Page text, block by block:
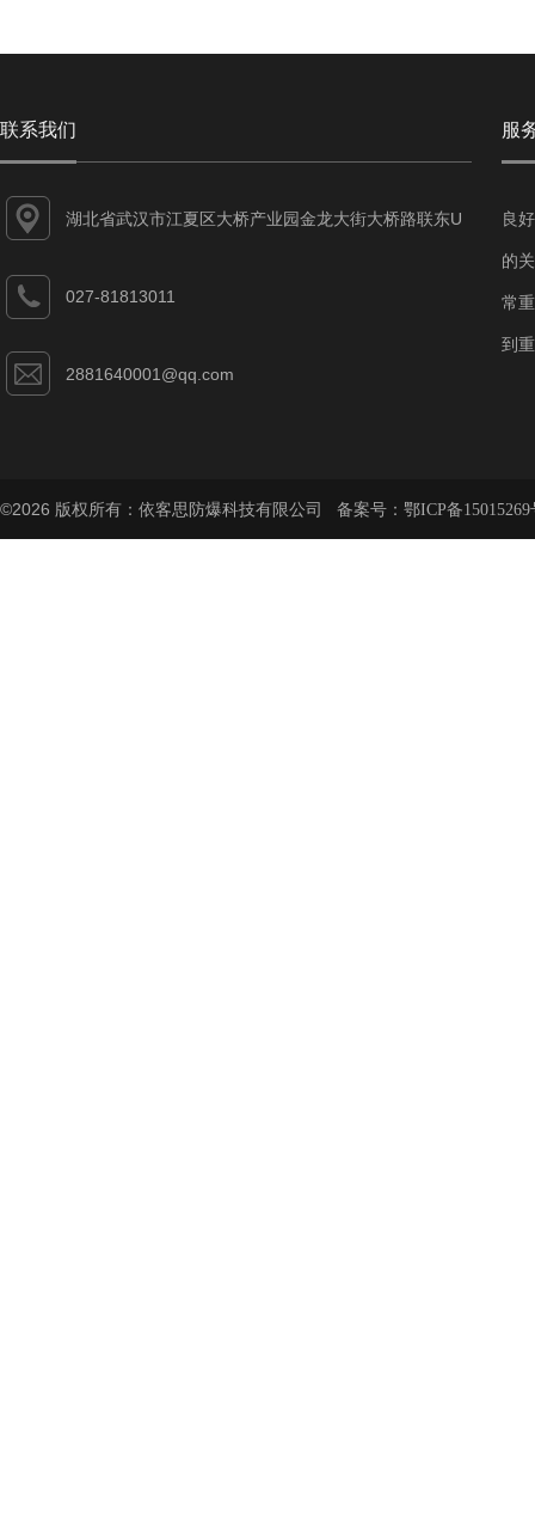
联系我们
湖北省武汉市江夏区大桥产业园金龙大街大桥路联东U
027-81813011
2881640001@qq.com
服
良
的
常
到
©2026 版权所有：依客思防爆科技有限公司 备案号： 鄂ICP备15015269